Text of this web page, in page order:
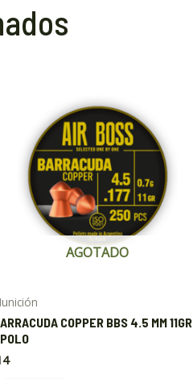
AGOTADO
COPPER BBS 4.5 MM 11GR